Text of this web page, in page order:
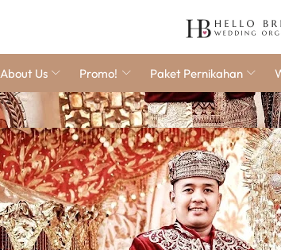
About Us Promo! Paket Pernikahan